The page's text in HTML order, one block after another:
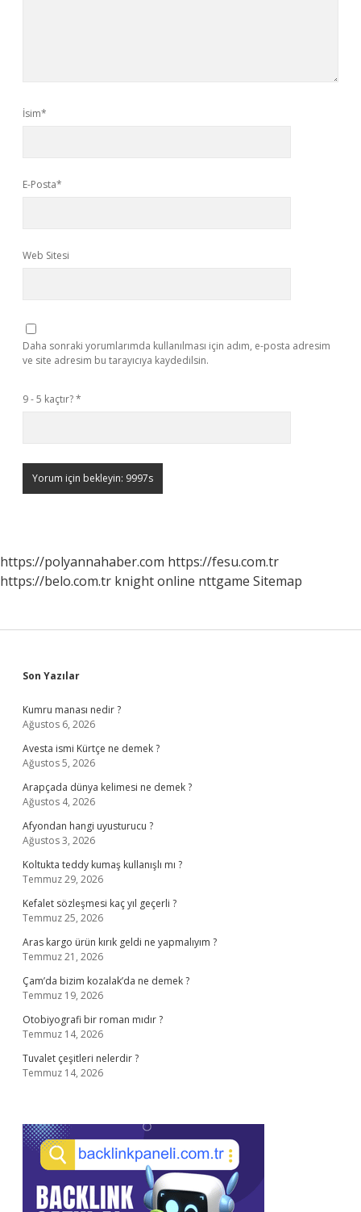
İsim*
E-Posta*
Web Sitesi
Daha sonraki yorumlarımda kullanılması için adım, e-posta adresim
ve site adresim bu tarayıcıya kaydedilsin.
9 - 5 kaçtır?*
https://polyannahaber.com https://fesu.com.tr
https://belo.com.tr knight online nttgame Sitemap
Sidebar
Son Yazılar
Kumru manası nedir ?
Ağustos 6, 2026
Avesta ismi Kürtçe ne demek ?
Ağustos 5, 2026
Arapçada dünya kelimesi ne demek ?
Ağustos 4, 2026
Afyondan hangi uyusturucu ?
Ağustos 3, 2026
Koltukta teddy kumaş kullanışlı mı ?
Temmuz 29, 2026
Kefalet sözleşmesi kaç yıl geçerli ?
Temmuz 25, 2026
Aras kargo ürün kırık geldi ne yapmalıyım ?
Temmuz 21, 2026
Çam’da bizim kozalak’da ne demek ?
Temmuz 19, 2026
Otobiyografi bir roman mıdır ?
Temmuz 14, 2026
Tuvalet çeşitleri nelerdir ?
Temmuz 14, 2026